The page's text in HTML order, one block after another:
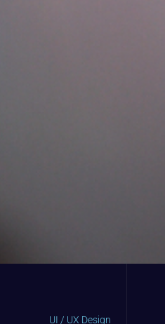
UI / UX Design